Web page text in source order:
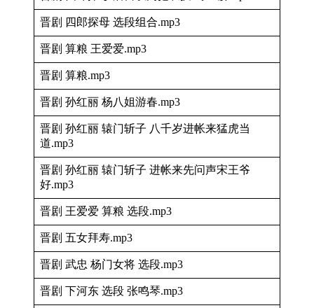
晋剧 四郎探母 选段组合.mp3
晋剧 算粮 王爱爱.mp3
晋剧 算粮.mp3
晋剧 孙红丽 杨八姐游春.mp3
晋剧 孙红丽 辕门斩子 八千岁进帐来猛虎当
道.mp3
晋剧 孙红丽 辕门斩子 进帐来先问声宋王爷
好.mp3
晋剧 王爱爱 算粮 选段.mp3
晋剧 五女拜寿.mp3
晋剧 武忠 杨门女将 选段.mp3
晋剧 下河东 选段 张鸣琴.mp3